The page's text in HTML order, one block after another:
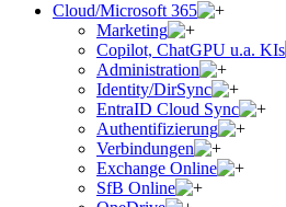
Cloud/Microsoft 365
Marketing
Copilot, ChatGPU u.a. KIs
Administration
Identity/DirSync
EntraID Cloud Sync
Authentifizierung
Verbindungen
Exchange Online
SfB Online